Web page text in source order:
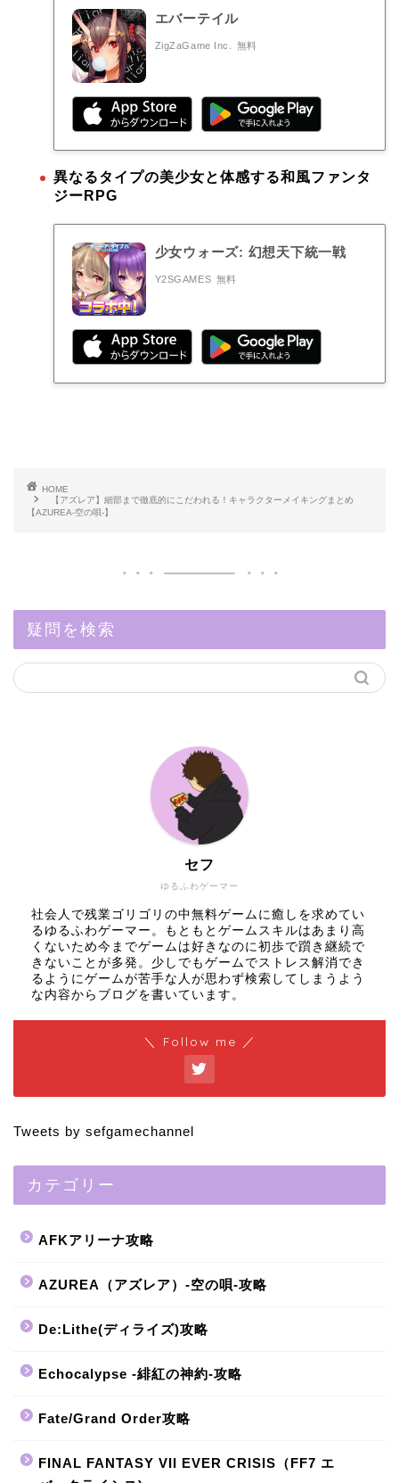
エバーテイル
ZigZaGame Inc. 無料
異なるタイプの美少女と体感する和風ファンタ
ジーRPG
少女ウォーズ: 幻想天下統一戦
Y2SGAMES 無料
HOME
【アズレア】細部まで徹底的にこだわれる！キャラクターメイキングまとめ
【AZUREA-空の唄-】
疑問を検索
ゆるふわゲーマー
セフ
社会人で残業ゴリゴリの中無料ゲームに癒しを求めてい
るゆるふわゲーマー。もともとゲームスキルはあまり高
くないため今までゲームは好きなのに初歩で躓き継続で
きないことが多発。少しでもゲームでストレス解消でき
るようにゲームが苦手な人が思わず検索してしまうよう
な内容からブログを書いています。
＼ Follow me ／
Tweets by sefgamechannel
カテゴリー
AFKアリーナ攻略
AZUREA（アズレア）-空の唄-攻略
De:Lithe(ディライズ)攻略
Echocalypse -緋紅の神約-攻略
Fate/Grand Order攻略
FINAL FANTASY VII EVER CRISIS（FF7 エ